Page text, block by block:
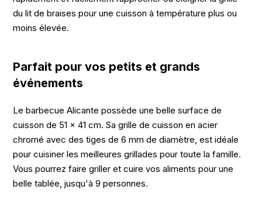
du lit de braises pour une cuisson à température plus ou
moins élevée.
Parfait pour vos petits et grands
événements
Le barbecue Alicante possède une belle surface de
cuisson de 51 x 41 cm. Sa grille de cuisson en acier
chromé avec des tiges de 6 mm de diamètre, est idéale
pour cuisiner les meilleures grillades pour toute la famille.
Vous pourrez faire griller et cuire vos aliments pour une
belle tablée, jusqu'à 9 personnes.